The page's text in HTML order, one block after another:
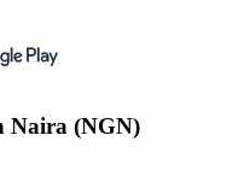
Naira (NGN)